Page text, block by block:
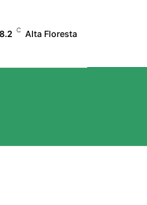
C Alta Floresta